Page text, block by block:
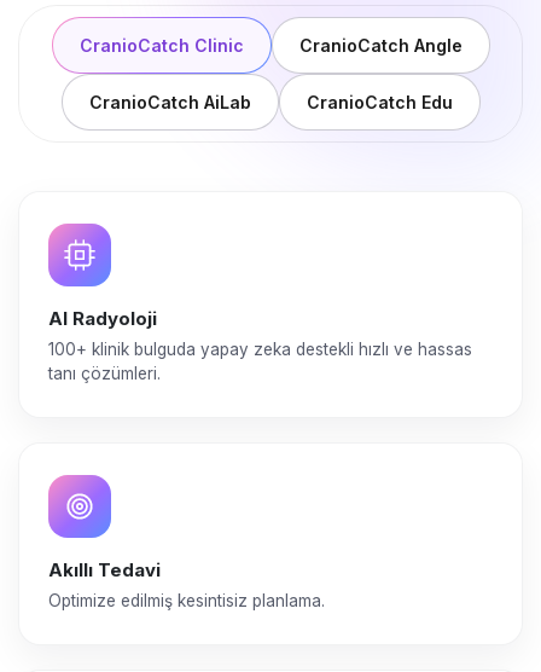
CranioCatch Clinic CranioCatch Angle
CranioCatch AiLab CranioCatch Edu
AI Radyoloji
100+ klinik bulguda yapay zeka destekli hızlı ve hassas
tanı çözümleri.
Akıllı Tedavi
Optimize edilmiş kesintisiz planlama.